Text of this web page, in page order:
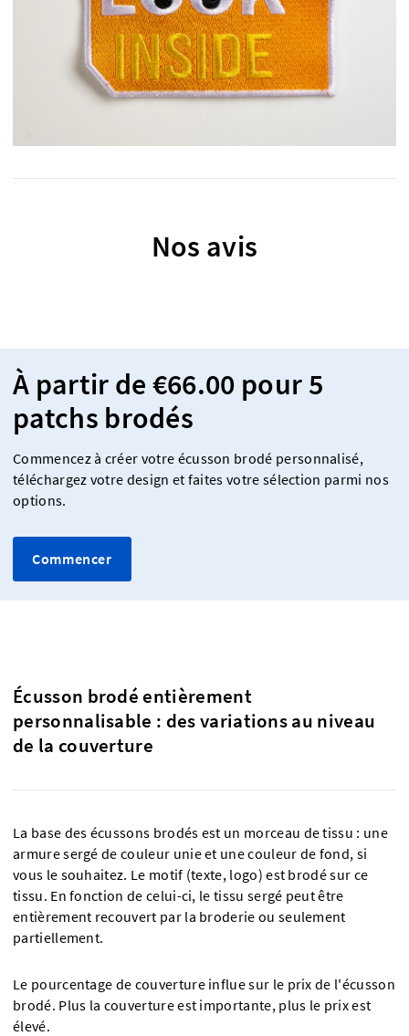
Nos avis
À partir de €66.00 pour 5
patchs brodés
Commencez à créer votre écusson brodé personnalisé,
téléchargez votre design et faites votre sélection parmi nos
options.
Commencer
Écusson brodé entièrement
personnalisable : des variations au niveau
de la couverture
La base des écussons brodés est un morceau de tissu : une
armure sergé de couleur unie et une couleur de fond, si
vous le souhaitez. Le motif (texte, logo) est brodé sur ce
tissu. En fonction de celui-ci, le tissu sergé peut être
entièrement recouvert par la broderie ou seulement
partiellement.
Le pourcentage de couverture influe sur le prix de l'écusson
brodé. Plus la couverture est importante, plus le prix est
élevé.